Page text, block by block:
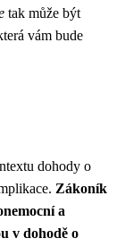
tak může být
vám bude
dohody o
Zákoník
a
v dohodě o